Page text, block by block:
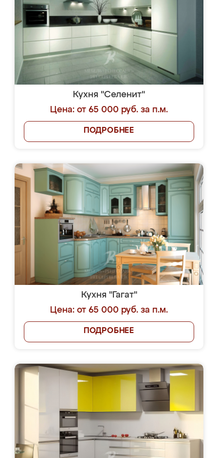
Кухня "Селенит"
Цена: от 65 000 руб. за п.м.
ПОДРОБНЕЕ
Кухня "Гагат"
Цена: от 65 000 руб. за п.м.
ПОДРОБНЕЕ